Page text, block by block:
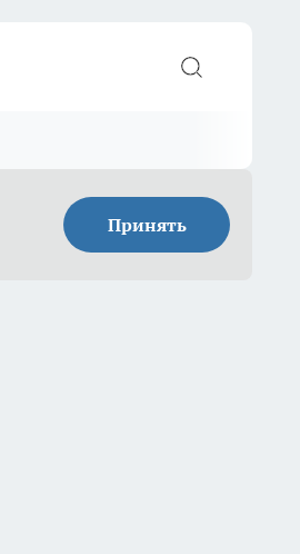
Принять